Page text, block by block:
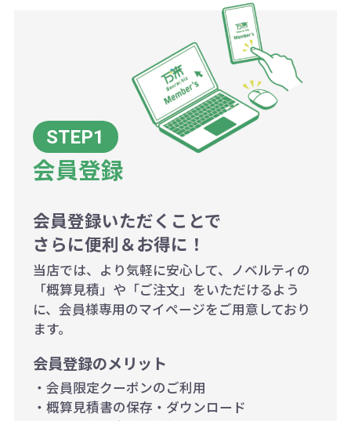
AM10:00～PM5:00（土・日・祝日を
一方、数量が少なく一定数に満たな
い場合は、単価計算ではなく、印刷
代の基本料金を一式頂戴する場合が
ございます。
ボリュームディスカウントの計算は
商品や印刷方法によって異なります
ので、予めご了承ください。
例：200個未満（1式：18,000円）
200個~499個の場合：42円（1個
当たり）
500個~999個の場合：35円（1個
1,000個以上：28円（1個当た
り）
お急ぎの場合、ご相談ください。最
大限努力いたします。
詳細はこちらご確認ください。
会員登録
会員登録いただくことで
さらに便利＆お得に！
当店では、より気軽に安心して、ノベルティの
「概算見積」や「ご注文」をいただけるよう
に、会員様専用のマイページをご用意しており
ます。
会員登録のメリット
・会員限定クーポンのご利用
・概算見積書の保存・ダウンロード